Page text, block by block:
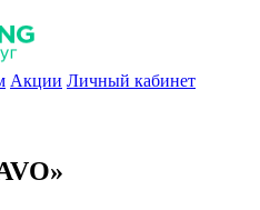
Акции Личный кабинет